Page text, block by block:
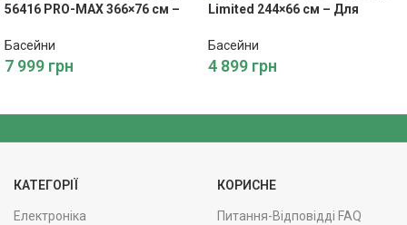
56416 PRO-MAX 366×76 см –
Басейни
7 999 грн
Limited 244×66 см – Для
Басейни
4 899 грн
КАТЕГОРІЇ
Електроніка
КОРИСНЕ
Питання-Відповідді FAQ